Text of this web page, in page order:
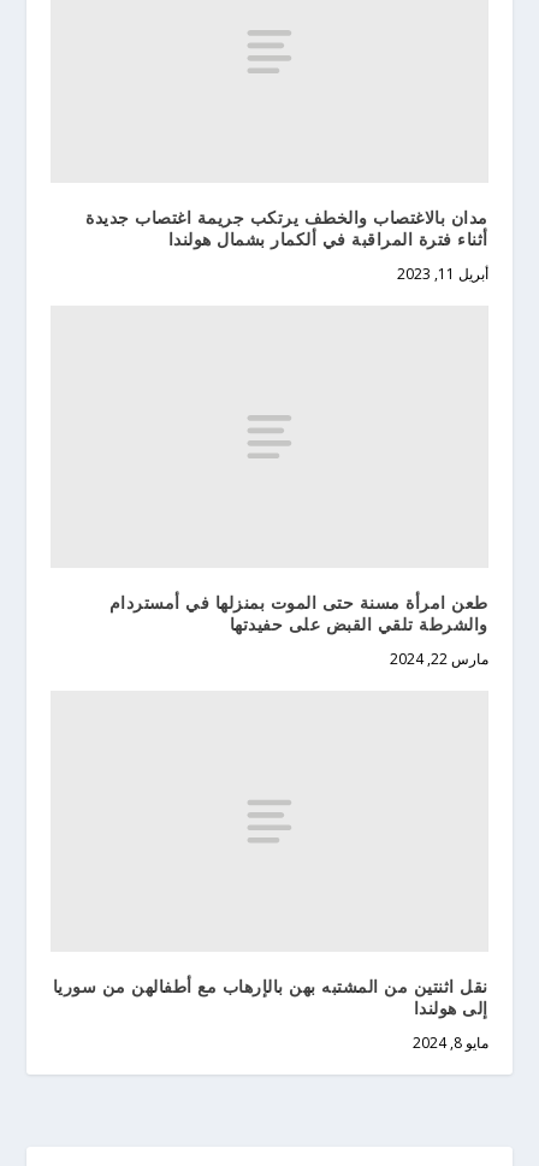
مدان بالاغتصاب والخطف يرتكب جريمة اغتصاب جديدة
أثناء فترة المراقبة في ألكمار بشمال هولندا
أبريل 11, 2023
طعن امرأة مسنة حتى الموت بمنزلها في أمستردام
والشرطة تلقي القبض على حفيدتها
مارس 22, 2024
نقل اثنتين من المشتبه بهن بالإرهاب مع أطفالهن من سوريا
إلى هولندا
مايو 8, 2024